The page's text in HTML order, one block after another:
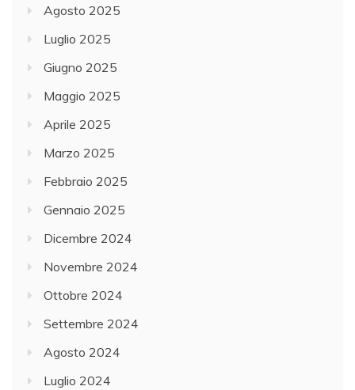
Agosto 2025
Luglio 2025
Giugno 2025
Maggio 2025
Aprile 2025
Marzo 2025
Febbraio 2025
Gennaio 2025
Dicembre 2024
Novembre 2024
Ottobre 2024
Settembre 2024
Agosto 2024
Luglio 2024